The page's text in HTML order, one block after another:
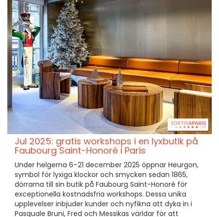
Jul 2025: gratis workshops i en lyxbutik på
Faubourg Saint-Honoré i Paris
Under helgerna 6–21 december 2025 öppnar Heurgon,
symbol för lyxiga klockor och smycken sedan 1865,
dörrarna till sin butik på Faubourg Saint-Honoré för
exceptionella kostnadsfria workshops. Dessa unika
upplevelser inbjuder kunder och nyfikna att dyka in i
Pasquale Bruni, Fred och Messikas världar för att